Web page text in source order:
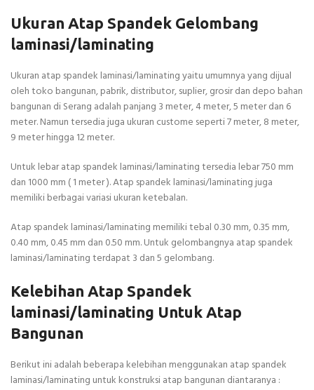
Ukuran Atap Spandek Gelombang
laminasi/laminating
Ukuran atap spandek laminasi/laminating yaitu umumnya yang dijual
oleh toko bangunan, pabrik, distributor, suplier, grosir dan depo bahan
bangunan di Serang adalah panjang 3 meter, 4 meter, 5 meter dan 6
meter. Namun tersedia juga ukuran custome seperti 7 meter, 8 meter,
9 meter hingga 12 meter.
Untuk lebar atap spandek laminasi/laminating tersedia lebar 750 mm
dan 1000 mm ( 1 meter ). Atap spandek laminasi/laminating juga
memiliki berbagai variasi ukuran ketebalan.
Atap spandek laminasi/laminating memiliki tebal 0.30 mm, 0.35 mm,
0.40 mm, 0.45 mm dan 0.50 mm. Untuk gelombangnya atap spandek
laminasi/laminating terdapat 3 dan 5 gelombang.
Kelebihan Atap Spandek
laminasi/laminating Untuk Atap
Bangunan
Berikut ini adalah beberapa kelebihan menggunakan atap spandek
laminasi/laminating untuk konstruksi atap bangunan diantaranya :